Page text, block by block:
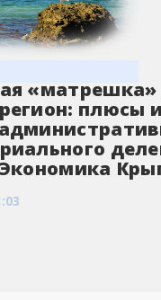
«матрешка»
плюсы и